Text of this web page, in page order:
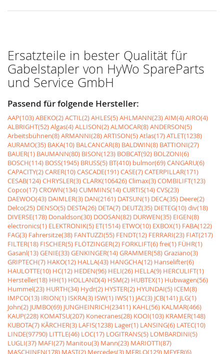
Ersatzteile in bester Qualität für
Gabelstapler von HyWo SpareParts
und Service GmbH
Passend für folgende Hersteller:
AAP(103)ABEKO(2)ACTIL(2)AHLES(5)AHLMANN(23)AIM(4)AIRO(4)
ALBRIGHT(52)Algas(4)ALLISON(2)ALMOCAR(8)ANDERSON(5)
Arbeitsbühnen(8)ARMANNI(28)ARTISON(5)Atlas(17)ATLET(1238)
AURAMO(35) BAKA(10) BALCANCAR(8) BALDWIN(8) BATTIONI(27)
BAUER(1) BAUMANN(80) BISON(123) BOBCAT(92) BOLZONI(6)
BOSCH(114) BOSS(1945) BRUSS(5) BT(410) bulmor(69)CANGARU(6)
CAPACITY(2)CARER(10)CASCADE(191)CASE(7)CATERPILLAR(171)
CESAB(124)CHRYSLER(3)CLARK(106426)Climax(3)COMBILIFT(123)
Copco(17)CROWN(134)CUMMINS(14)CURTIS(14)CVS(23)
DAEWOO(43) DAIMLER(3) DAN(2161) DATSUN(1) DECA(35) Deere(2)
Delco(25) DENSO(5) DESTA(26) DETA(7) DEUTZ(35) DIETEG(10)div(18)
DIVERSE(178) Donaldson(30) DOOSAN(82) DURWEN(35) EIGEN(8)
electronics(1) ELEKTRONIK(5) ET(1514) ETWO(10) EXBOX(1) FABA(122)
FAG(3) Fahrersitze(38) FANTUZZI(55) FENDT(12) FERRARI(23) FIAT(217)
FILTER(18) FISCHER(5) FLÖTZINGER(2) FORKLIFT(6)frei(1) FÜHR(1)
Gasanl(13)GENIE(33)GENKINGER(14)GRAMMER(58)Graziano(3)
GRIPTECH(7) HAKO(12) HALLA(43) HANGCHA(12) Hanselifter(6)
HAULOTTE(10) HC(12) HEDEN(96) HELI(26) HELLA(9) HERCULIFT(1)
Hersteller(18) HH(1) HOLLAND(4) HSM(2) HUBTEX(1) Hubwagen(56)
Hummel(23) HURTH(34) Hydr(2) HYSTER(2) HYUNDAI(5) ICEM(8)
IMPCO(13) IRION(1) ISKRA(3) ISW(1) IWS(1) JAC(3) JCB(141) JLG(1)
John(2) JUMBO(69) JUNGHEINRICH(23411) KAHL(56) KALMAR(466)
KAUP(228) KOMATSU(207) Konecranes(28) KOOI(103) KRAMER(148)
KUBOTA(7) KÃRCHER(3) LAFIS(1238) Lager(1) LANSING(6) LATEC(10)
LINDE(97790) LITTLE(46) LOC(17) LOGITRANS(5) LOMBARDINI(5)
LUGLI(37) MAFI(27) Manitou(3) Mann(23) MARIOTTI(87)
MASCHINEN(178) MAST(2) Mercedes(3) MERLO(129) MEYER(6)